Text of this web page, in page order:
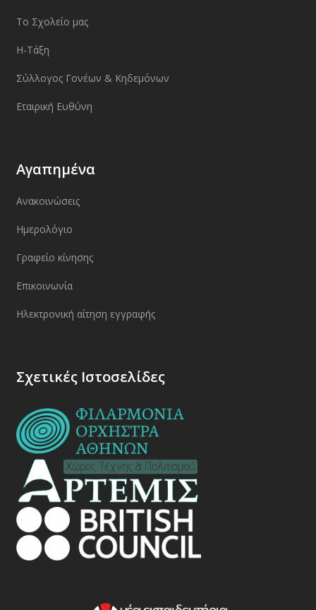
Το Σχολείο μας
Η-Τάξη
Σύλλογος Γονέων & Κηδεμόνων
Εταιρική Ευθύνη
Αγαπημένα
Ανακοινώσεις
Ημερολόγιο
Γραφείο κίνησης
Επικοινωνία
Ηλεκτρονική αίτηση εγγραφής
Σχετικές Ιστοσελίδες